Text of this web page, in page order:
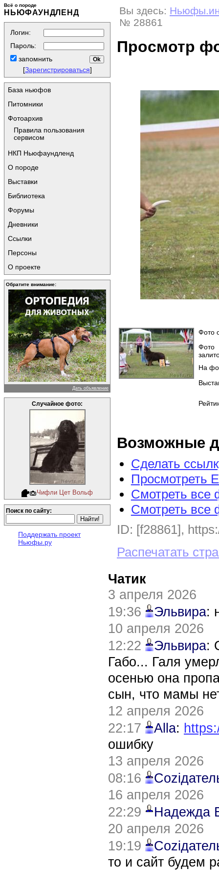
Всё о породе
НЬЮФАУНДЛЕНД
Логин:
Пароль:
запомнить
[Зарегистрироваться]
База ньюфов
Питомники
Фотоархив
Правила пользования
сервисом
НКП Ньюфаундленд
О породе
Выставки
Библиотека
Форумы
Дневники
Ссылки
Персоны
О проекте
Обратите внимание:
Дать объявление
Случайное фото:
Чифли Цет Вольф
Поиск по сайту:
Поддержать проект
Ньюфы.ру
Вы здесь:
№ 28861
Просмотр
Фото
Фото
На
Возможные
Сделать
Просмотреть
Смотреть все
Смотреть все
ID: [f28861],
Распечатать
Чатик
3 апреля 2026
19:36
Эльвира:
10 апреля 2026
12:22
Эльвира:
Габо... Галя
осенью она
сын, что мамы
12 апреля 2026
22:17
Alla:
ошибку
13 апреля 2026
08:16
16 апреля 2026
22:29
Надежда
20 апреля 2026
19:19
то и сайт будем